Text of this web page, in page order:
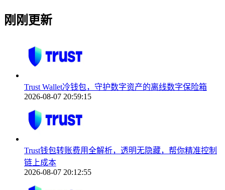
刚刚更新
Trust Wallet冷钱包，守护数字资产的离线数字保险箱
2026-08-07 20:59:15
Trust钱包转账费用全解析，透明无隐藏，帮你精准控制
链上成本
2026-08-07 20:12:55